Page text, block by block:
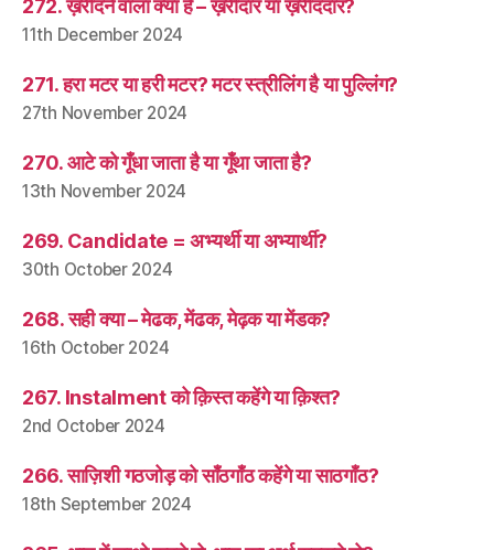
272. ख़रीदने वाला क्या है – ख़रीदार या ख़रीददार?
11th December 2024
271. हरा मटर या हरी मटर? मटर स्त्रीलिंग है या पुल्लिंग?
27th November 2024
270. आटे को गूँधा जाता है या गूँथा जाता है?
13th November 2024
269. Candidate = अभ्यर्थी या अभ्यार्थी?
30th October 2024
268. सही क्या – मेढक, मेंढक, मेढ़क या मेंडक?
16th October 2024
267. Instalment को क़िस्त कहेंगे या क़िश्त?
2nd October 2024
266. साज़िशी गठजोड़ को साँठगाँठ कहेंगे या साठगाँठ?
18th September 2024